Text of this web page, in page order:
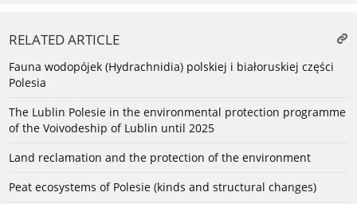
RELATED ARTICLE
Fauna wodopójek (Hydrachnidia) polskiej i białoruskiej części
Polesia
The Lublin Polesie in the environmental protection programme
of the Voivodeship of Lublin until 2025
Land reclamation and the protection of the environment
Peat ecosystems of Polesie (kinds and structural changes)